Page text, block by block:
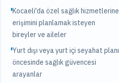
Kocaeli'da özel sağlık hizmetlerine
erişimini planlamak isteyen
bireyler ve aileler
Yurt dışı veya yurt içi seyahat planı
öncesinde sağlık güvencesi
arayanlar